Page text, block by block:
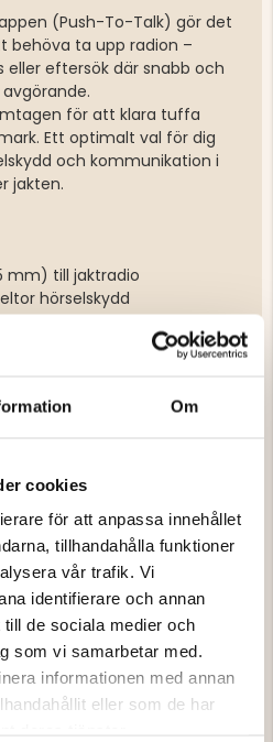
Om
cookies
för att anpassa innehållet
tillhandahålla funktioner
vår trafik. Vi
identifierare och annan
de sociala medier och
som vi samarbetar med.
informationen med annan
eller som de har
(Push-To-Talk) gör det
behöva ta upp radion –
eller eftersök där snabb och
för att klara tuffa
Ett optimalt val för dig
och kommunikation i
jakten.
mm) till jaktradio
hörselskydd
Protac Hunter
/ X5 / X6 / X7
2
/ Digital / Extreme
Digital
/ 68 / 88 / 2000 / CT150 /
LTS2000 / P040 / 080 / 110 /
/ 21 / 50 / XTN446 / 500 /